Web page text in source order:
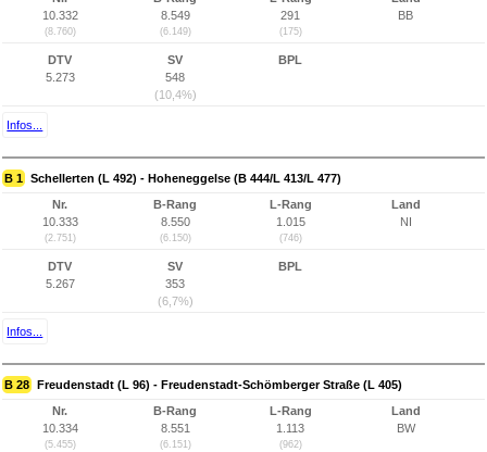
10.332
(8.760)
8.549
(6.149)
291
(175)
BB
DTV
5.273
SV
548
(10,4%)
BPL
Infos...
B 1 Schellerten (L 492) - Hoheneggelse (B 444/L 413/L 477)
Nr.
10.333
(2.751)
B-Rang
8.550
(6.150)
L-Rang
1.015
(746)
Land
NI
DTV
5.267
SV
353
(6,7%)
BPL
Infos...
B 28 Freudenstadt (L 96) - Freudenstadt-Schömberger Straße (L 405)
Nr.
10.334
(5.455)
B-Rang
8.551
(6.151)
L-Rang
1.113
(962)
Land
BW